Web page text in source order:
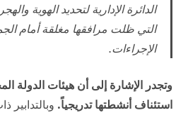
التي ظلت مرافقها مغلقة أمام
الإجراءات.
وتجدر الإشارة إلى أن هيئات الدولة
استئناف أنشطتها تدريجياً. وبالتدابير